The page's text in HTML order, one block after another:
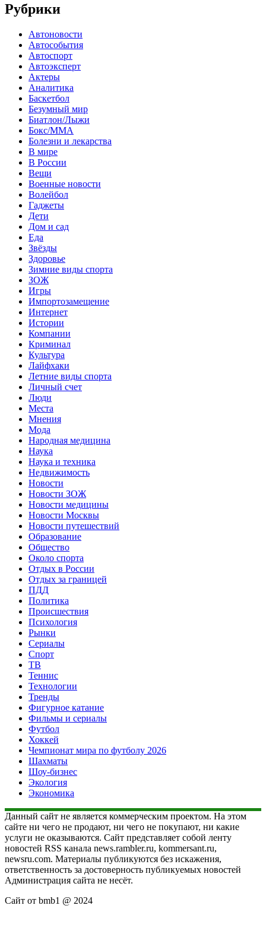
Рубрики
Автоновости
Автособытия
Автоспорт
Автоэксперт
Актеры
Аналитика
Баскетбол
Безумный мир
Биатлон/Лыжи
Бокс/MMA
Болезни и лекарства
В мире
В России
Вещи
Военные новости
Волейбол
Гаджеты
Дети
Дом и сад
Еда
Звёзды
Здоровье
Зимние виды спорта
ЗОЖ
Игры
Импортозамещение
Интернет
Истории
Компании
Криминал
Культура
Лайфхаки
Летние виды спорта
Личный счет
Люди
Места
Мнения
Мода
Народная медицина
Наука
Наука и техника
Недвижимость
Новости
Новости ЗОЖ
Новости медицины
Новости Москвы
Новости путешествий
Образование
Общество
Около спорта
Отдых в России
Отдых за границей
ПДД
Политика
Происшествия
Психология
Рынки
Сериалы
Спорт
ТВ
Теннис
Технологии
Тренды
Фигурное катание
Фильмы и сериалы
Футбол
Хоккей
Чемпионат мира по футболу 2026
Шахматы
Шоу-бизнес
Экология
Экономика
Данный сайт не является коммерческим проектом. На этом
сайте ни чего не продают, ни чего не покупают, ни какие
услуги не оказываются. Сайт представляет собой ленту
новостей RSS канала news.rambler.ru, kommersant.ru,
newsru.com. Материалы публикуются без искажения,
ответственность за достоверность публикуемых новостей
Администрация сайта не несёт.
Сайт от bmb1 @ 2024